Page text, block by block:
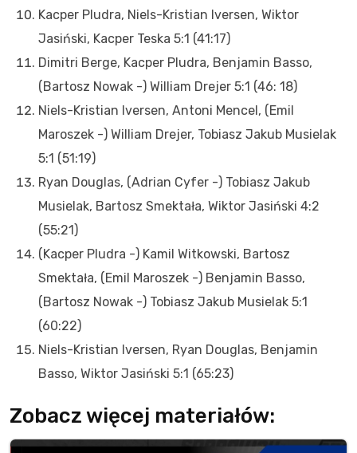
Kacper Pludra, Niels-Kristian Iversen, Wiktor
Jasiński, Kacper Teska 5:1 (41:17)
Dimitri Berge, Kacper Pludra, Benjamin Basso,
(Bartosz Nowak -) William Drejer 5:1 (46: 18)
Niels-Kristian Iversen, Antoni Mencel, (Emil
Maroszek -) William Drejer, Tobiasz Jakub Musielak
5:1 (51:19)
Ryan Douglas, (Adrian Cyfer -) Tobiasz Jakub
Musielak, Bartosz Smektała, Wiktor Jasiński 4:2
(55:21)
(Kacper Pludra -) Kamil Witkowski, Bartosz
Smektała, (Emil Maroszek -) Benjamin Basso,
(Bartosz Nowak -) Tobiasz Jakub Musielak 5:1
(60:22)
Niels-Kristian Iversen, Ryan Douglas, Benjamin
Basso, Wiktor Jasiński 5:1 (65:23)
Zobacz więcej materiałów: